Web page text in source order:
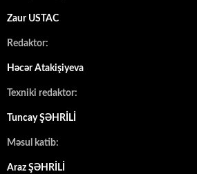
Zaur USTAC
Redaktor:
Həcər Atakişiyeva
Texniki redaktor:
Tuncay ŞƏHRİLİ
Məsul katib:
Araz ŞƏHRİLİ